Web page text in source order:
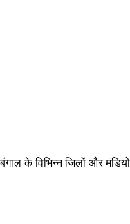
के विभिन्न जिलों और